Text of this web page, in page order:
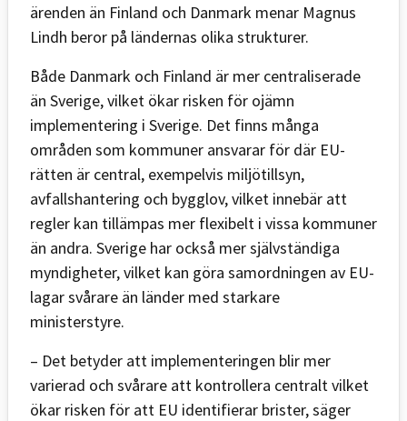
ärenden än Finland och Danmark menar Magnus
Lindh beror på ländernas olika strukturer.
Både Danmark och Finland är mer centraliserade
än Sverige, vilket ökar risken för ojämn
implementering i Sverige. Det finns många
områden som kommuner ansvarar för där EU-
rätten är central, exempelvis miljötillsyn,
avfallshantering och bygglov, vilket innebär att
regler kan tillämpas mer flexibelt i vissa kommuner
än andra. Sverige har också mer självständiga
myndigheter, vilket kan göra samordningen av EU-
lagar svårare än länder med starkare
ministerstyre.
– Det betyder att implementeringen blir mer
varierad och svårare att kontrollera centralt vilket
ökar risken för att EU identifierar brister, säger